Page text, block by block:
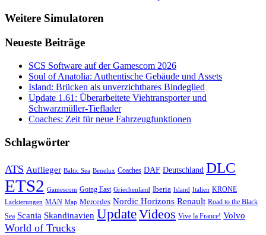
Weitere Simulatoren
Neueste Beiträge
SCS Software auf der Gamescom 2026
Soul of Anatolia: Authentische Gebäude und Assets
Island: Brücken als unverzichtbares Bindeglied
Update 1.61: Überarbeitete Viehtransporter und
Schwarzmüller-Tieflader
Coaches: Zeit für neue Fahrzeugfunktionen
Schlagwörter
ATS Auflieger Baltic Sea Benelux Coaches DAF Deutschland DLC
ETS2 Gamescom Going East Griechenland Iberia Island Italien KRONE
Lackierungen MAN Map Mercedes Nordic Horizons Renault Road to the Black
Sea Scania Skandinavien UpdateVideos Vive la France! Volvo
World of Trucks